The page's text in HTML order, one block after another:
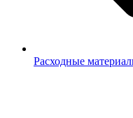
Расходные